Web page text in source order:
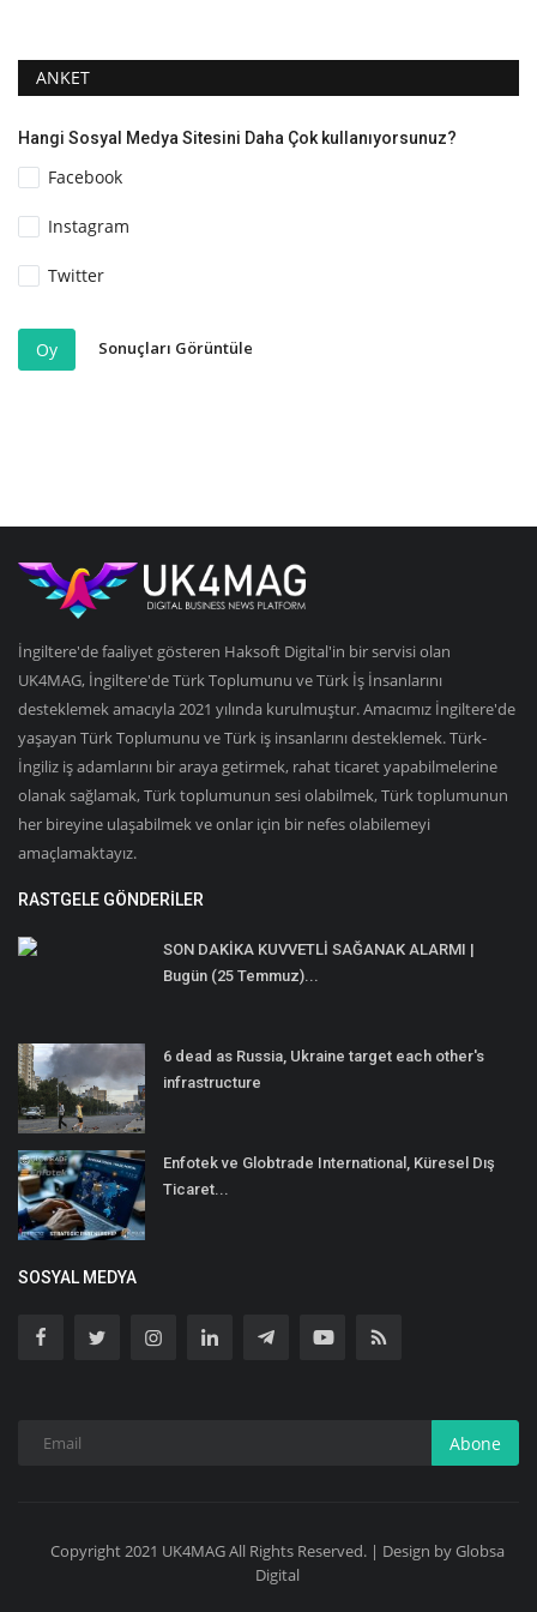
ANKET
Hangi Sosyal Medya Sitesini Daha Çok kullanıyorsunuz?
Facebook
Instagram
Twitter
Oy Sonuçları Görüntüle
İngiltere'de faaliyet gösteren Haksoft Digital'in bir servisi olan
UK4MAG, İngiltere'de Türk Toplumunu ve Türk İş İnsanlarını
desteklemek amacıyla 2021 yılında kurulmuştur. Amacımız İngiltere'de
yaşayan Türk Toplumunu ve Türk iş insanlarını desteklemek. Türk-
İngiliz iş adamlarını bir araya getirmek, rahat ticaret yapabilmelerine
olanak sağlamak, Türk toplumunun sesi olabilmek, Türk toplumunun
her bireyine ulaşabilmek ve onlar için bir nefes olabilemeyi
amaçlamaktayız.
RASTGELE GÖNDERILER
SON DAKİKA KUVVETLİ SAĞANAK ALARMI |
Bugün (25 Temmuz)...
6 dead as Russia, Ukraine target each other's
infrastructure
Enfotek ve Globtrade International, Küresel Dış
Ticaret...
SOSYAL MEDYA
Abone
Copyright 2021 UK4MAG All Rights Reserved. | Design by Globsa
Digital